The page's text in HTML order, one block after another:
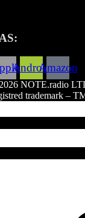
AndroidAmazon
NOTE.radio
trademark –